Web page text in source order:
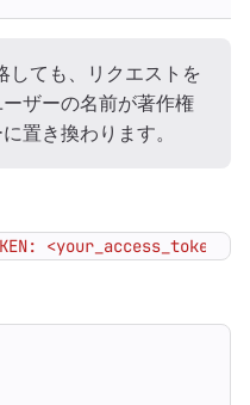
しても、リクエストを
ザーの名前が著作権
置き換わります。
<your_access_token>"